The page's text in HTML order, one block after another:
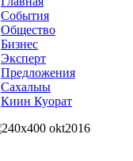
События
Общество
Бизнес
Эксперт
Предложения
Сахалыы
Киин Куорат